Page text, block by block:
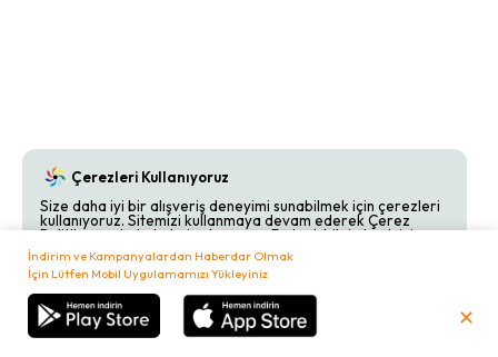
İndirim ve Kampanyalardan Haberdar Olmak
İçin Lütfen Mobil Uygulamamızı Yükleyiniz
✕
Sepetim 0,00
Çerezleri Kullanıyoruz
Size daha iyi bir alışveriş deneyimi sunabilmek için çerezleri
kullanıyoruz. Sitemizi kullanmaya devam ederek Çerez
Politikamızı kabul etmiş olursunuz. Detaylı bilgi almak için
Çerez Politikamızı
inceleyebilirsiniz.
Kabul Et